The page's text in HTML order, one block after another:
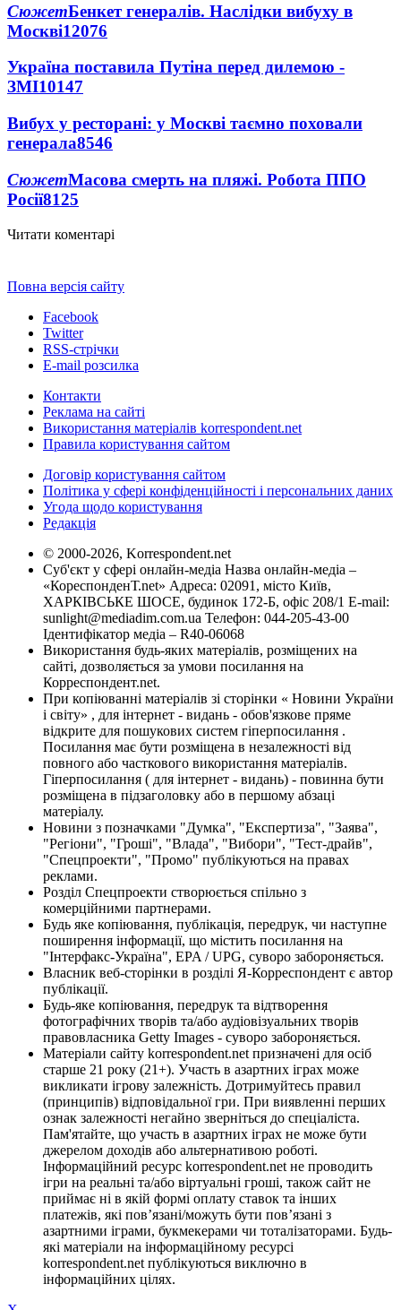
СюжетБенкет генералів. Наслідки вибуху в
Москві12076
Україна поставила Путіна перед дилемою -
ЗМІ10147
Вибух у ресторані: у Москві таємно поховали
генерала8546
СюжетМасова смерть на пляжі. Робота ППО
Росії8125
Читати коментарі
Повна версія сайту
Facebook
Twitter
RSS-стрічки
E-mail розсилка
Контакти
Реклама на сайті
Використання матеріалів korrespondent.net
Правила користування сайтом
Договір користування сайтом
Політика у сфері конфіденційності і персональних даних
Угода щодо користування
Редакція
© 2000-2026, Korrespondent.net
Суб'єкт у сфері онлайн-медіа Назва онлайн-медіа –
«КореспонденТ.net» Адреса: 02091, місто Київ,
ХАРКІВСЬКЕ ШОСЕ, будинок 172-Б, офіс 208/1 E-mail:
sunlight@mediadim.com.ua Телефон: 044-205-43-00
Ідентифікатор медіа – R40-06068
Використання будь-яких матеріалів, розміщених на
сайті, дозволяється за умови посилання на
Корреспондент.net.
При копіюванні матеріалів зі сторінки « Новини України
і світу» , для інтернет - видань - обов'язкове пряме
відкрите для пошукових систем гіперпосилання .
Посилання має бути розміщена в незалежності від
повного або часткового використання матеріалів.
Гіперпосилання ( для інтернет - видань) - повинна бути
розміщена в підзаголовку або в першому абзаці
матеріалу.
Новини з позначками "Думка", "Експертиза", "Заява",
"Регіони", "Гроші", "Влада", "Вибори", "Тест-драйв",
"Спецпроекти", "Промо" публікуються на правах
реклами.
Розділ Спецпроекти створюється спільно з
комерційними партнерами.
Будь яке копіювання, публікація, передрук, чи наступне
поширення інформації, що містить посилання на
"Інтерфакс-Україна", EPA / UPG, суворо забороняється.
Власник веб-сторінки в розділі Я-Корреспондент є автор
публікації.
Будь-яке копіювання, передрук та відтворення
фотографічних творів та/або аудіовізуальних творів
правовласника Getty Images - суворо забороняється.
Матеріали сайту korrespondent.net призначені для осіб
старше 21 року (21+). Участь в азартних іграх може
викликати ігрову залежність. Дотримуйтесь правил
(принципів) відповідальної гри. При виявленні перших
ознак залежності негайно зверніться до спеціаліста.
Пам'ятайте, що участь в азартних іграх не може бути
джерелом доходів або альтернативою роботі.
Інформаційний ресурс korrespondent.net не проводить
ігри на реальні та/або віртуальні гроші, також сайт не
приймає ні в якій формі оплату ставок та інших
платежів, які пов’язані/можуть бути пов’язані з
азартними іграми, букмекерами чи тоталізаторами. Будь-
які матеріали на інформаційному ресурсі
korrespondent.net публікуються виключно в
інформаційних цілях.